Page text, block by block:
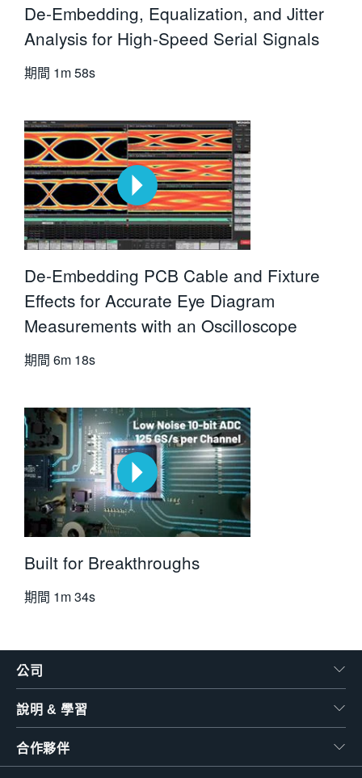
De-Embedding, Equalization, and Jitter
Analysis for High-Speed Serial Signals
期間 1m 58s
De-Embedding PCB Cable and Fixture
Effects for Accurate Eye Diagram
Measurements with an Oscilloscope
期間 6m 18s
Built for Breakthroughs
期間 1m 34s
公司
說明 & 學習
合作夥伴